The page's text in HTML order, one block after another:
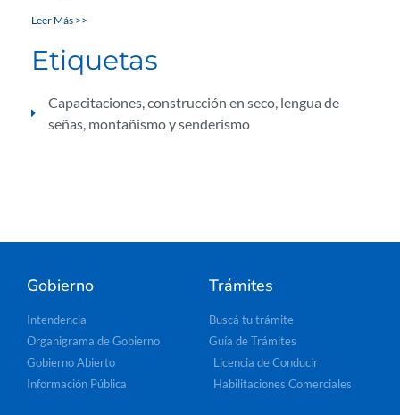
Leer Más >>
Etiquetas
Capacitaciones,construcción en seco, lengua de
señas, montañismo y senderismo
Gobierno
Intendencia
Organigrama de Gobierno
Gobierno Abierto
Información Pública
Trámites
Buscá tu trámite
Guía de Trámites
Licencia de Conducir
Habilitaciones Comerciales